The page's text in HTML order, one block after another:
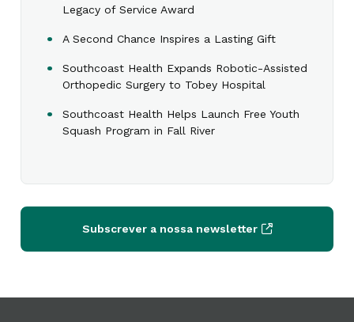
Legacy of Service Award
A Second Chance Inspires a Lasting Gift
Southcoast Health Expands Robotic-Assisted
Orthopedic Surgery to Tobey Hospital
Southcoast Health Helps Launch Free Youth
Squash Program in Fall River
Subscrever a nossa newsletter